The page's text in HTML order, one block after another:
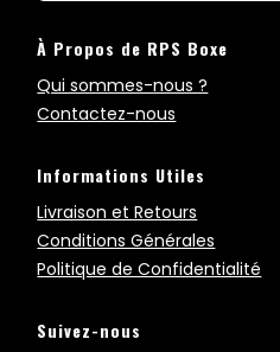
À Propos de RPS Boxe
Qui sommes-nous ?
Contactez-nous
Informations Utiles
Livraison et Retours
Conditions Générales
Politique de Confidentialité
Suivez-nous